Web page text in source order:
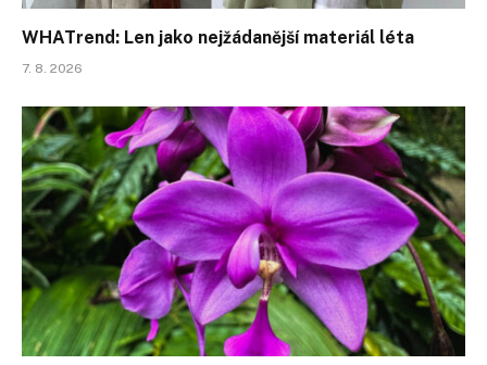
WHATrend: Len jako nejžádanější materiál léta
7. 8. 2026